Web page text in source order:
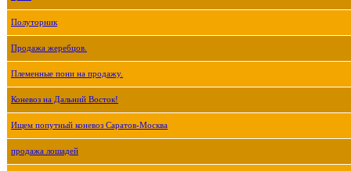
Полуторник
Продажа жеребцов.
Племенные пони на продажу.
Коневоз на Дальний Восток!
Ищем попутный коневоз Саратов-Москва
продажа лошадей